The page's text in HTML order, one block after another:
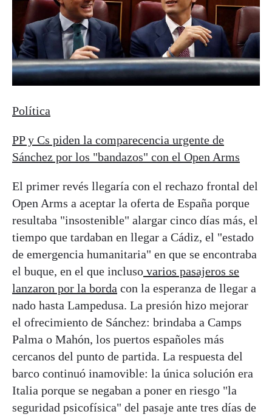
Política
PP y Cs piden la comparecencia urgente de
Sánchez por los "bandazos" con el Open Arms
El primer revés llegaría con el rechazo frontal del
Open Arms a aceptar la oferta de España porque
resultaba "insostenible" alargar cinco días más, el
tiempo que tardaban en llegar a Cádiz, el "estado
de emergencia humanitaria" en que se encontraba
el buque, en el que incluso varios pasajeros se
lanzaron por la borda con la esperanza de llegar a
nado hasta Lampedusa. La presión hizo mejorar
el ofrecimiento de Sánchez: brindaba a Camps
Palma o Mahón, los puertos españoles más
cercanos del punto de partida. La respuesta del
barco continuó inamovible: la única solución era
Italia porque se negaban a poner en riesgo "la
seguridad psicofísica" del pasaje ante tres días de